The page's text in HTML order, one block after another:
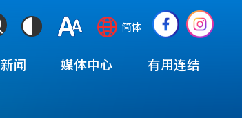
ColorContrast
Font
Language
switcher
简体
Social
Media
(TOP)
新闻 媒体中心 有用连结